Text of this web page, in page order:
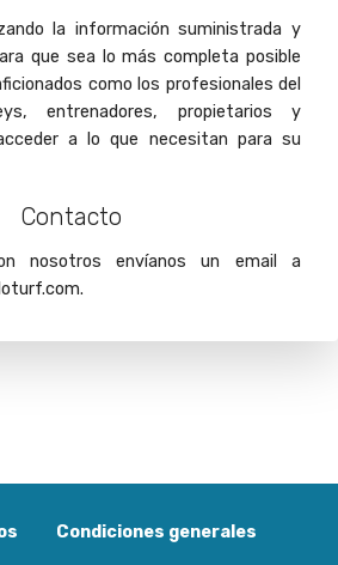
la información suministrada y
que sea lo más completa posible
como los profesionales del
entrenadores, propietarios y
a lo que necesitan para su
Contacto
nosotros envíanos un email a
Condiciones generales